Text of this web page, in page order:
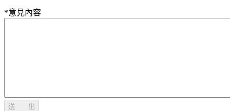
*意見內容
送 出